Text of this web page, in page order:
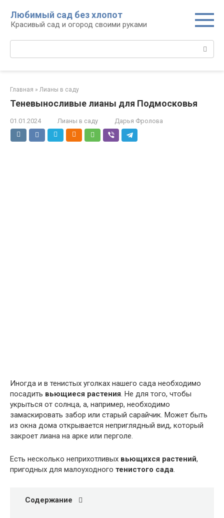
контенту
Любимый сад без хлопот
Красивый сад и огород своими руками
Поиск:
Главная » Лианы в саду
Теневыносливые лианы для Подмосковья
01.01.2024 Лианы в саду Дарья Фролова
Иногда и в тенистых уголках нашего сада необходимо
посадить вьющиеся растения. Не для того, чтобы
укрыться от солнца, а, например, необходимо
замаскировать забор или старый сарайчик. Может быть
из окна дома открывается неприглядный вид, который
закроет лиана на арке или перголе.
Есть несколько неприхотливых вьющихся растений,
пригодных для малоуходного тенистого сада.
Содержание